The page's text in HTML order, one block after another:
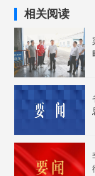
相关阅读
时